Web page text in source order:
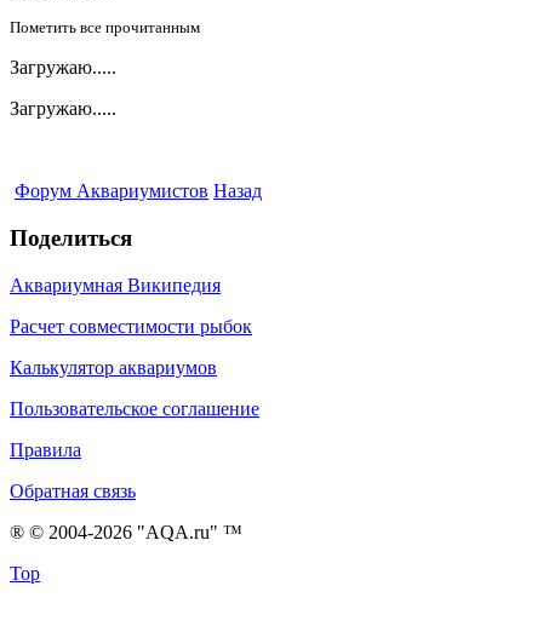
Пометить все прочитанным
Загружаю.....
Загружаю.....
Форум Аквариумистов Назад
Поделиться
Аквариумная Википедия
Расчет совместимости рыбок
Калькулятор аквариумов
Пользовательское соглашение
Правила
Обратная связь
® © 2004-2026 "AQA.ru" ™
Top